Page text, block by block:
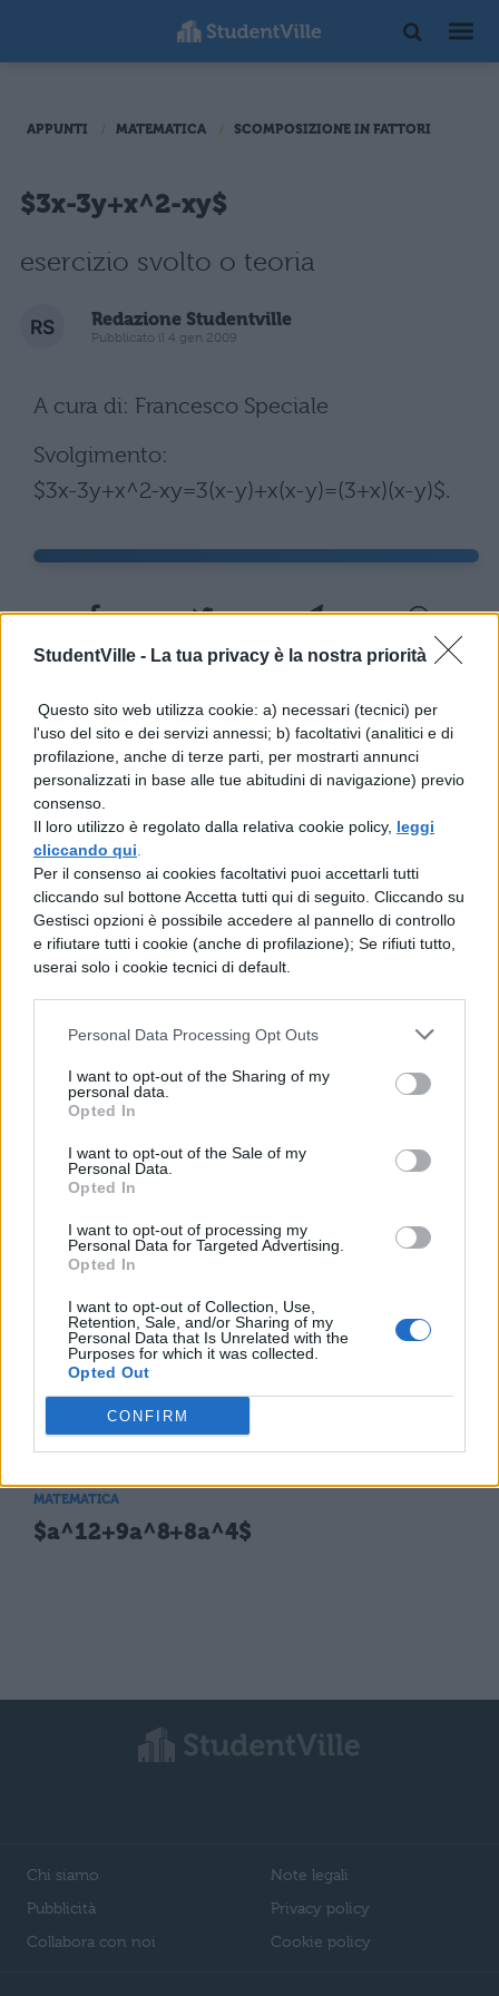
StudentVille - La tua privacy è la nostra priorità
Questo sito web utilizza cookie: a) necessari (tecnici) per
l'uso del sito e dei servizi annessi; b) facoltativi (analitici e di
profilazione, anche di terze parti, per mostrarti annunci
personalizzati in base alle tue abitudini di navigazione) previo
consenso.
Il loro utilizzo è regolato dalla relativa cookie policy, leggi
cliccando qui
Per il consenso ai cookies facoltativi puoi accettarli tutti
cliccando sul bottone Accetta tutti qui di seguito. Cliccando su
Gestisci opzioni è possibile accedere al pannello di controllo
e rifiutare tutti i cookie (anche di profilazione); Se rifiuti tutto,
userai solo i cookie tecnici di default.
Personal Data Processing Opt Outs
I want to opt-out of the Sharing of my
personal data.
Opted In
I want to opt-out of the Sale of my
Personal Data.
Opted In
I want to opt-out of processing my
Personal Data for Targeted Advertising.
Opted In
I want to opt-out of Collection, Use,
Retention, Sale, and/or Sharing of my
Personal Data that Is Unrelated with the
Purposes for which it was collected.
Opted Out
CONFIRM
APPUNTI MATEMATICA SCOMPOSIZIONE IN FATTORI
$3x-3y+x^2-xy$
esercizio svolto o teoria
Redazione Studentville
Pubblicato il 4 gen 2009
A cura di: Francesco Speciale
Svolgimento:
$3x-3y+x^2-xy=3(x-y)+x(x-y)=(3+x)(x-y)$.
TI POTREBBE INTERESSARE
MATEMATICA
$1/4x^2y^2z+25/4x^2z-5/2x^2yz$
MATEMATICA
$a^2-4ab+4b^2+9-6a+12b$
MATEMATICA
$a^2+9b^2-c^2-6ab$
MATEMATICA
$4a^3c+36ab^2c+24a^2bc-4ac^5$
MATEMATICA
$a^2-(x+y)a+xy$
MATEMATICA
$8a^2x^3-a^2-8x^3+1$
MATEMATICA
$a^12+9a^8+8a^4$
Chi siamo
Pubblicità
Collabora con noi
Note legali
Privacy policy
Cookie policy